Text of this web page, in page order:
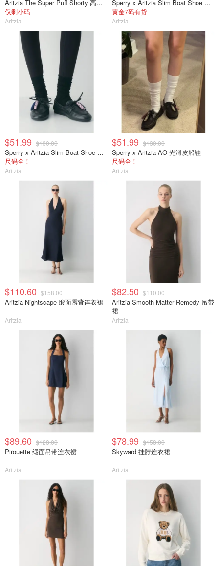
Aritzia The Super Puff Shorty 高光短款羽绒服
仅剩小码
Aritzia
Sperry x Aritzia Slim Boat Shoe 光滑皮革
黄金7码有货
Aritzia
$51.99 $130.00
Sperry x Aritzia Slim Boat Shoe 光滑皮革
尺码全！
Aritzia
$51.99 $130.00
Sperry x Aritzia AO 光滑皮船鞋
尺码全！
Aritzia
$110.60 $158.00
Aritzia Nightscape 缎面露背连衣裙
Aritzia
$82.50 $110.00
Aritzia Smooth Matter Remedy 吊带
裙
Aritzia
$89.60 $128.00
Pirouette 缎面吊带连衣裙
Aritzia
$78.99 $158.00
Skyward 挂脖连衣裙
Aritzia